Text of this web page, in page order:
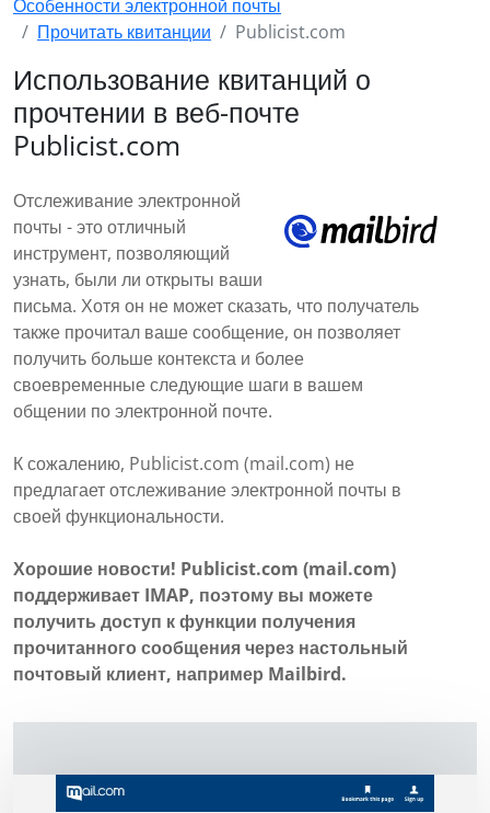
Особенности электронной почты
Прочитать квитанции
Publicist.com
Использование квитанций о
прочтении в веб-почте
Publicist.com
Отслеживание электронной
почты - это отличный
инструмент, позволяющий
узнать, были ли открыты ваши
письма. Хотя он не может сказать, что получатель
также прочитал ваше сообщение, он позволяет
получить больше контекста и более
своевременные следующие шаги в вашем
общении по электронной почте.
К сожалению, Publicist.com (mail.com) не
предлагает отслеживание электронной почты в
своей функциональности.
Хорошие новости! Publicist.com (mail.com)
поддерживает IMAP, поэтому вы можете
получить доступ к функции получения
прочитанного сообщения через настольный
почтовый клиент, например Mailbird.